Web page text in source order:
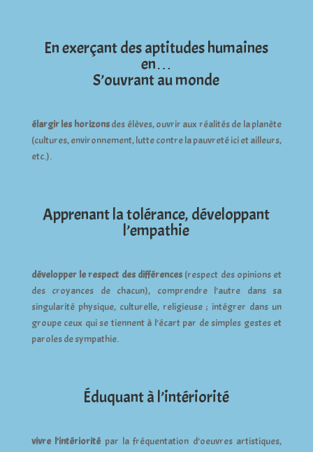
En exerçant des aptitudes humaines
en…
S’ouvrant au monde
élargir les horizonsdes élèves, ouvrir aux réalités de la planète
(cultures, environnement, lutte contre la pauvreté ici et ailleurs,
etc.).
Apprenant la tolérance, développant
l’empathie
développer le respect des différences (respect des opinions et
des croyances de chacun), comprendre l’autre dans sa
singularité physique, culturelle, religieuse ; intégrer dans un
groupe ceux qui se tiennent à l’écart par de simples gestes et
paroles de sympathie.
Éduquant à l’intériorité
vivre l’intériorité par la fréquentation d’oeuvres artistiques,